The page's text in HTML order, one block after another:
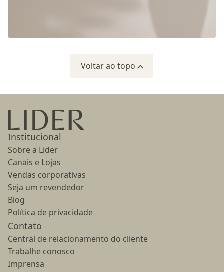
Voltar ao topo
Ir para a página inicial
Institucional
Sobre a Lider
Canais e Lojas
Vendas corporativas
Seja um revendedor
Blog
Política de privacidade
Contato
Central de relacionamento do cliente
Trabalhe conosco
Imprensa